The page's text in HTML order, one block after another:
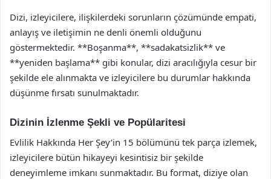
Dizi, izleyicilere, ilişkilerdeki sorunların çözümünde empati,
anlayış ve iletişimin ne denli önemli olduğunu
göstermektedir. **Boşanma**, **sadakatsizlik** ve
**yeniden başlama** gibi konular, dizi aracılığıyla cesur bir
şekilde ele alınmakta ve izleyicilere bu durumlar hakkında
düşünme fırsatı sunulmaktadır.
Dizinin İzlenme Şekli ve Popülaritesi
Evlilik Hakkında Her Şey’in 15 bölümünü tek parça izlemek,
izleyicilere bütün hikayeyi kesintisiz bir şekilde
deneyimleme imkanı sunmaktadır. Bu format, diziye olan